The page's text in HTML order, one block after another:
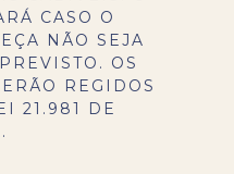
CASO O
NÃO SEJA
OS
REGIDOS
21.981 DE